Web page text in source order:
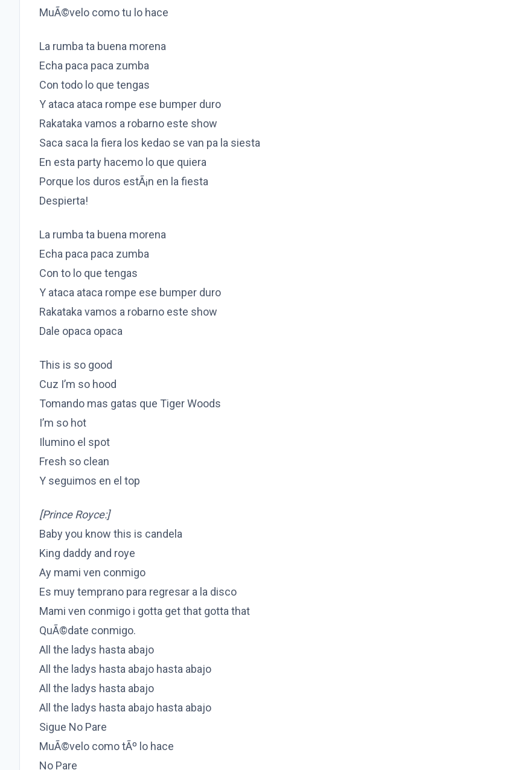
MuÃ©velo como tu lo hace
La rumba ta buena morena
Echa paca paca zumba
Con todo lo que tengas
Y ataca ataca rompe ese bumper duro
Rakataka vamos a robarno este show
Saca saca la fiera los kedao se van pa la siesta
En esta party hacemo lo que quiera
Porque los duros estÃ¡n en la fiesta
Despierta!
La rumba ta buena morena
Echa paca paca zumba
Con to lo que tengas
Y ataca ataca rompe ese bumper duro
Rakataka vamos a robarno este show
Dale opaca opaca
This is so good
Cuz I’m so hood
Tomando mas gatas que Tiger Woods
I’m so hot
Ilumino el spot
Fresh so clean
Y seguimos en el top
[Prince Royce:]
Baby you know this is candela
King daddy and roye
Ay mami ven conmigo
Es muy temprano para regresar a la disco
Mami ven conmigo i gotta get that gotta that
QuÃ©date conmigo.
All the ladys hasta abajo
All the ladys hasta abajo hasta abajo
All the ladys hasta abajo
All the ladys hasta abajo hasta abajo
Sigue No Pare
MuÃ©velo como tÃº lo hace
No Pare